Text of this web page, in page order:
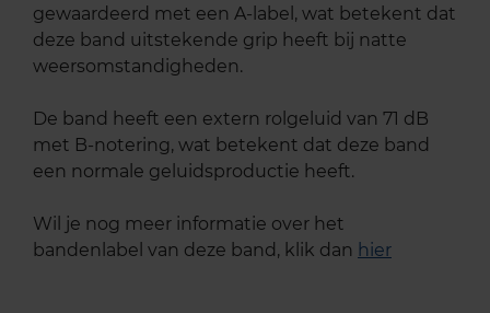
gewaardeerd met een A-label, wat betekent dat
deze band uitstekende grip heeft bij natte
weersomstandigheden.
De band heeft een extern rolgeluid van 71 dB
met B-notering, wat betekent dat deze band
een normale geluidsproductie heeft.
Wil je nog meer informatie over het
bandenlabel van deze band, klik dan hier